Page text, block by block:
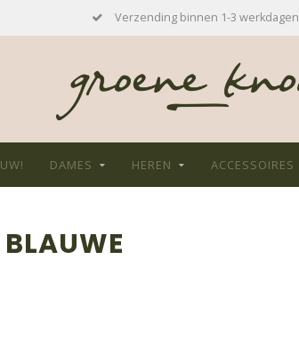
Verzending binnen 1-3 werkdagen
DAMES HEREN ACCESSOIRES